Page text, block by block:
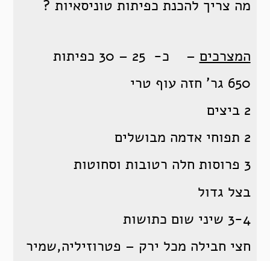
מה צריך להכנת כפיתות טוניסאיות ?
המצרכים – כ- 25 – 30 כפיתות
650 גר’ חזה עוף טרי
2 ביצים
2 תפוחי אדמה מבושלים
3 פרוסות חלה רטובות וסחוטות
בצל גדול
3-4 שיני שום כתושות
חצי חבילה מכל ירק – פטרוזיליה,שמיר